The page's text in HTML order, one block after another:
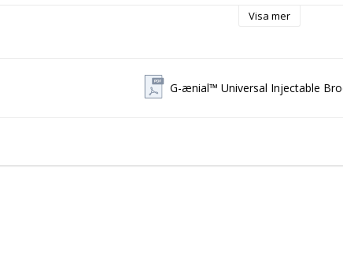
Tack vare dessa enastående egenskaper kan G-ænial Universal
Visa mer
G-ænial™ Universal Injectable